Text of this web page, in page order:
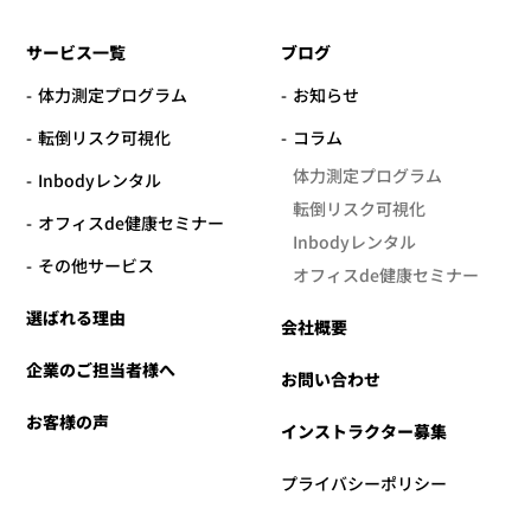
サービス一覧
体力測定プログラム
転倒リスク可視化
Inbodyレンタル
オフィスde健康セミナー
その他サービス
選ばれる理由
企業のご担当者様へ
お客様の声
ブログ
お知らせ
コラム
体力測定プログラム
転倒リスク可視化
Inbodyレンタル
オフィスde健康セミナー
会社概要
お問い合わせ
インストラクター募集
プライバシーポリシー